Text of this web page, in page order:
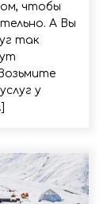
чтобы
А Вы
так
у